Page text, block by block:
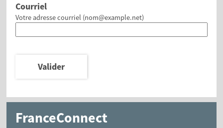
Courriel
Votre adresse courriel (nom@example.net)
Valider
FranceConnect